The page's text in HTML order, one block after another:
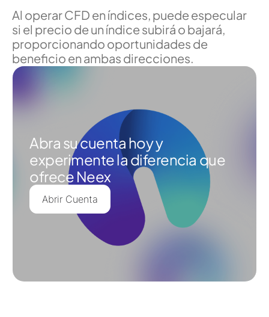
Al operar CFD en índices, puede especular
si el precio de un índice subirá o bajará,
proporcionando oportunidades de
beneficio en ambas direcciones.
Abra su cuenta hoy y
experimente la diferencia que
ofrece Neex
Abrir Cuenta